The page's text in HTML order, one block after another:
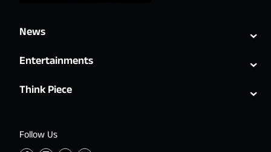
Follow Us
News ⌄
Entertainments ⌄
Think Piece ⌄